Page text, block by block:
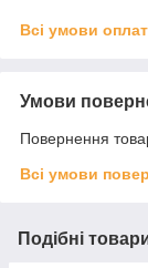
Всі умови
Умови
Повернення
Всі умови
Подібні